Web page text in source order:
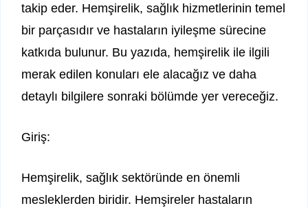
takip eder. Hemşirelik, sağlık hizmetlerinin temel
bir parçasıdır ve hastaların iyileşme sürecine
katkıda bulunur. Bu yazıda, hemşirelik ile ilgili
merak edilen konuları ele alacağız ve daha
detaylı bilgilere sonraki bölümde yer vereceğiz.
Giriş:
Hemşirelik, sağlık sektöründe en önemli
mesleklerden biridir. Hemşireler hastaların